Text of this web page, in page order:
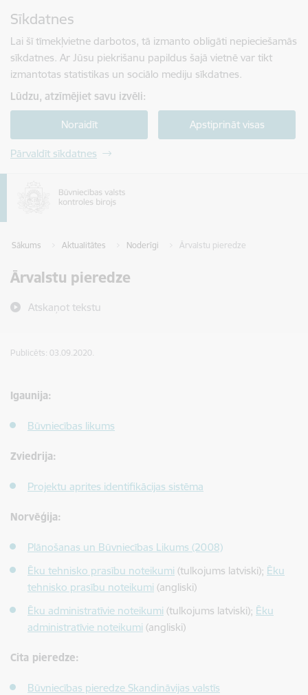
Sīkdatnes
Lai šī tīmekļvietne darbotos, tā izmanto obligāti nepieciešamās
sīkdatnes. Ar Jūsu piekrišanu papildus šajā vietnē var tikt
izmantotas statistikas un sociālo mediju sīkdatnes.
Lūdzu, atzīmējiet savu izvēli:
Noraidīt Apstiprināt visas
Pārvaldīt sīkdatnes
Sākums Aktualitātes Noderīgi Ārvalstu pieredze
Ārvalstu pieredze
Atskaņot tekstu
Publicēts: 03.09.2020.
Igaunija:
Būvniecības likums
Zviedrija:
Projektu aprites identifikācijas sistēma
Norvēģija:
Plānošanas un Būvniecības Likums (2008)
Ēku tehnisko prasību noteikumi (tulkojums latviski); Ēku
tehnisko prasību noteikumi (angliski)
Ēku administratīvie noteikumi (tulkojums latviski); Ēku
administratīvie noteikumi (angliski)
Cita pieredze:
Būvniecības pieredze Skandināvijas valstīs